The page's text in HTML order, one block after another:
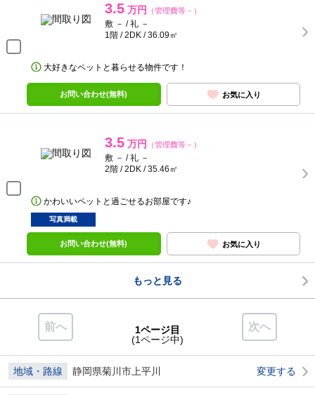
3.5 万円 （管理費等－）
敷 － / 礼 －
1階 / 2DK / 36.09㎡
大好きなペットと暮らせる物件です！
お問い合わせ(無料) お気に入り
3.5 万円 （管理費等－）
敷 － / 礼 －
2階 / 2DK / 35.46㎡
かわいいペットと過ごせるお部屋です♪
写真満載
お問い合わせ(無料) お気に入り
もっと見る
前へ 次へ
1ページ目
(1ページ中)
地域・路線 静岡県菊川市上平川 変更する